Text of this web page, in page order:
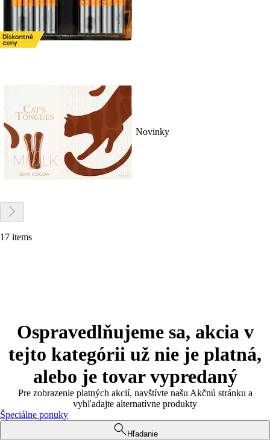
Novinky
17 items
Ospravedlňujeme sa, akcia v
tejto kategórii už nie je platná,
alebo je tovar vypredaný
Pre zobrazenie platných akcií, navštívte našu Akčnú stránku a
vyhľadajte alternatívne produkty
Špeciálne ponuky
Hľadanie